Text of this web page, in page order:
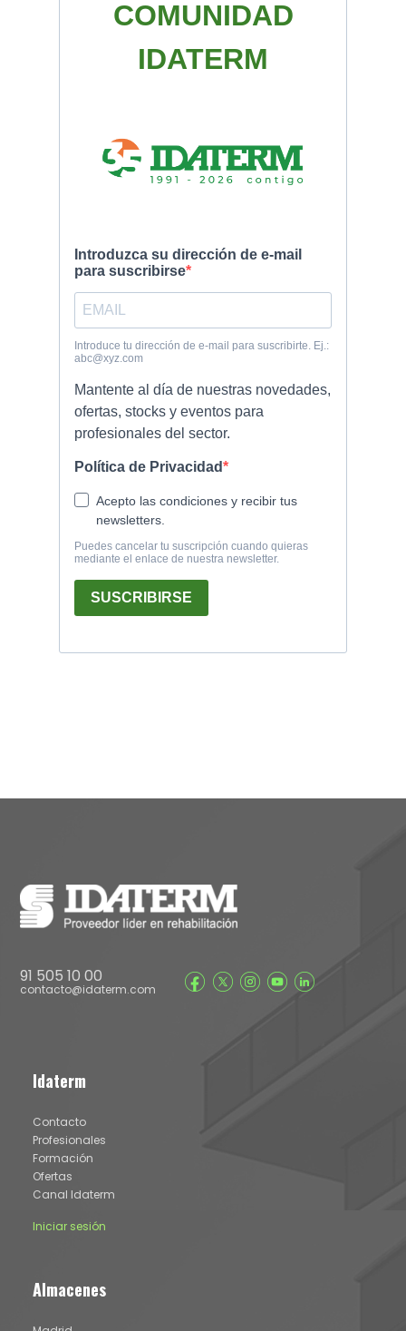
91 505 10 00
contacto@idaterm.com
Idaterm
Contacto
Profesionales
Formación
Ofertas
Canal Idaterm
Iniciar sesión
Almacenes